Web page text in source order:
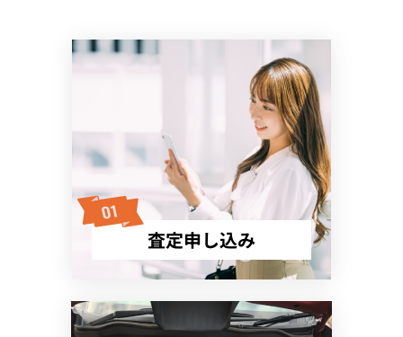
査定申し込み